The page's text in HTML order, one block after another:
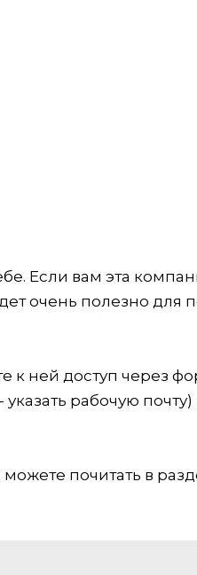
Если вам эта
очень полезно для
к ней доступ через
рабочую
почитать в